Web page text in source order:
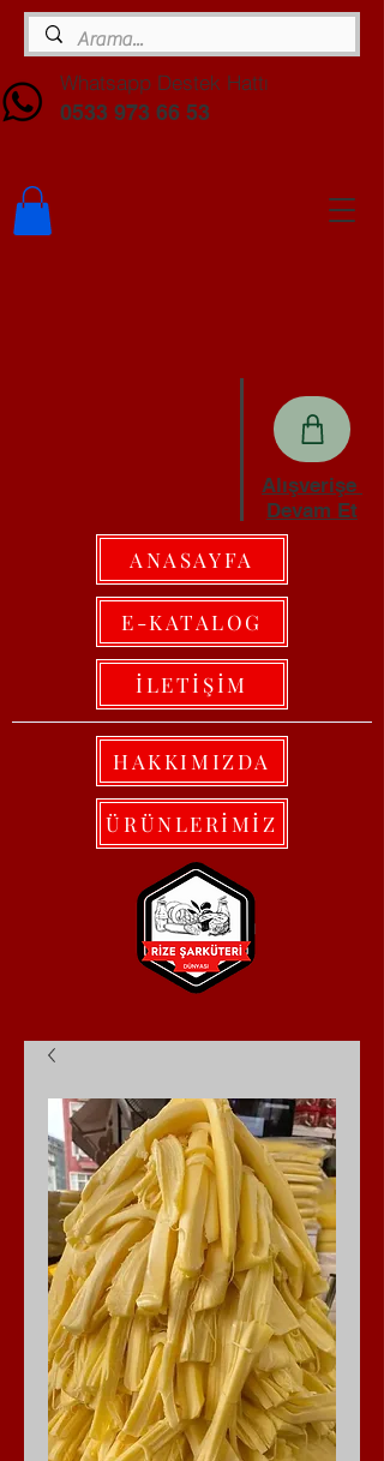
Alışverişe
Devam Et
Whatsapp Destek Hattı
0533 973 66 53
HAKKIMIZDA
ÜRÜNLERİMİZ
ANASAYFA
E-KATALOG
İLETİŞİM